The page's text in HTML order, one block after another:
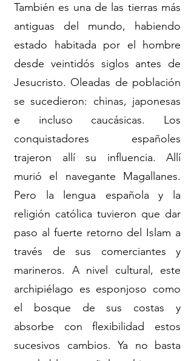
También es una de las tierras más
antiguas del mundo, habiendo
estado habitada por el hombre
desde veintidós siglos antes de
Jesucristo. Oleadas de población
se sucedieron: chinas, japonesas
e incluso caucásicas. Los
conquistadores españoles
trajeron allí su influencia. Allí
murió el navegante Magallanes.
Pero la lengua española y la
religión católica tuvieron que dar
paso al fuerte retorno del Islam a
través de sus comerciantes y
marineros. A nivel cultural, este
archipiélago es esponjoso como
el bosque de sus costas y
absorbe con flexibilidad estos
sucesivos cambios. Ya no basta